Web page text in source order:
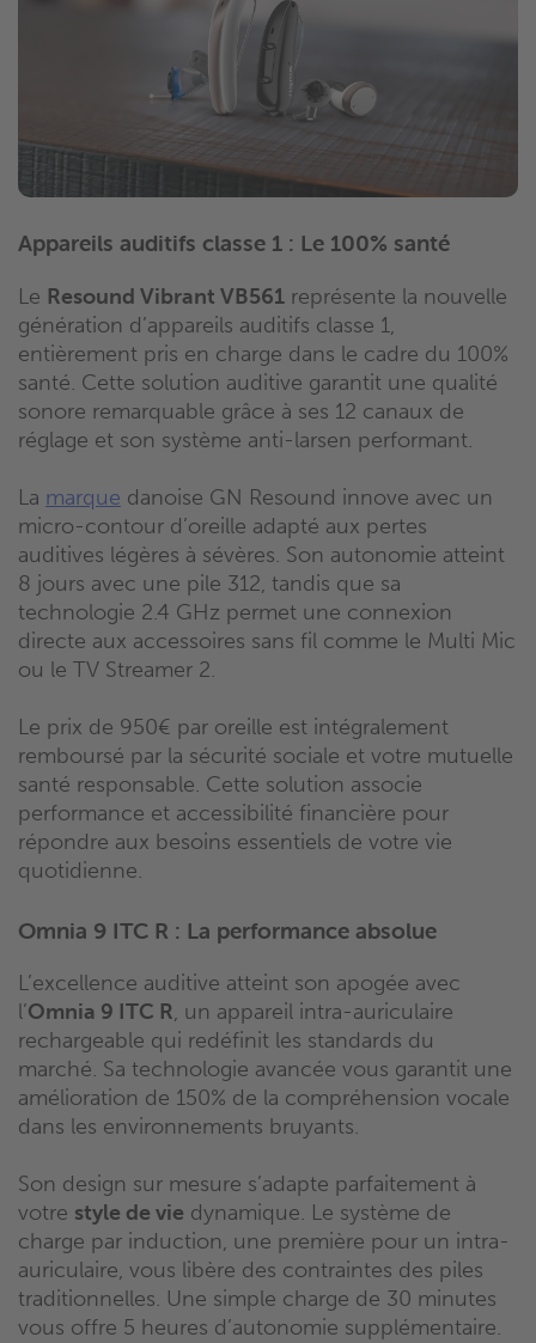
Appareils auditifs classe 1 : Le 100% santé
Le Resound Vibrant VB561 représente la nouvelle
génération d’appareils auditifs classe 1,
entièrement pris en charge dans le cadre du 100%
santé. Cette solution auditive garantit une qualité
sonore remarquable grâce à ses 12 canaux de
réglage et son système anti-larsen performant.
La marque danoise GN Resound innove avec un
micro-contour d’oreille adapté aux pertes
auditives légères à sévères. Son autonomie atteint
8 jours avec une pile 312, tandis que sa
technologie 2.4 GHz permet une connexion
directe aux accessoires sans fil comme le Multi Mic
ou le TV Streamer 2.
Le prix de 950€ par oreille est intégralement
remboursé par la sécurité sociale et votre mutuelle
santé responsable. Cette solution associe
performance et accessibilité financière pour
répondre aux besoins essentiels de votre vie
quotidienne.
Omnia 9 ITC R : La performance absolue
L’excellence auditive atteint son apogée avec
l’Omnia 9 ITC R, un appareil intra-auriculaire
rechargeable qui redéfinit les standards du
marché. Sa technologie avancée vous garantit une
amélioration de 150% de la compréhension vocale
dans les environnements bruyants.
Son design sur mesure s’adapte parfaitement à
votre style de vie dynamique. Le système de
charge par induction, une première pour un intra-
auriculaire, vous libère des contraintes des piles
traditionnelles. Une simple charge de 30 minutes
vous offre 5 heures d’autonomie supplémentaire.